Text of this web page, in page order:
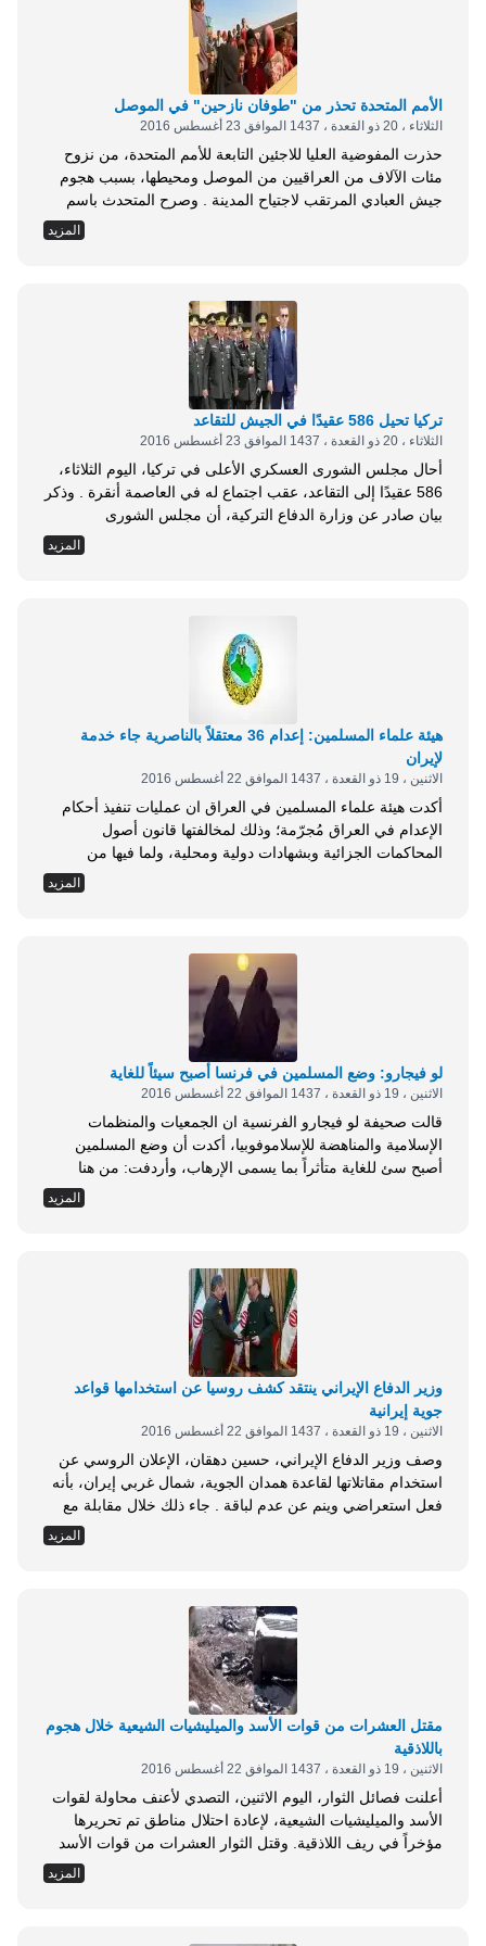
الأمم المتحدة تحذر من "طوفان نازحين" في الموصل
الثلاثاء ، 20 ذو القعدة ، 1437 الموافق 23 أغسطس 2016
حذرت المفوضية العليا للاجئين التابعة للأمم المتحدة، من نزوح
مئات الآلاف من العراقيين من الموصل ومحيطها، بسبب هجوم
جيش العبادي المرتقب لاجتياح المدينة . وصرح المتحدث باسم
المفوضية أدريان أدواردز: نعتقد أن وضع النازحين قد يزداد سوءا
بدرجة كبيرة في الموصل، ومن المتوقع أن يكون الأثر الإنساني
المزيد
تركيا تحيل 586 عقيدًا في الجيش للتقاعد
الثلاثاء ، 20 ذو القعدة ، 1437 الموافق 23 أغسطس 2016
أحال مجلس الشورى العسكري الأعلى في تركيا، اليوم الثلاثاء،
586 عقيدًا إلى التقاعد، عقب اجتماع له في العاصمة أنقرة . وذكر
بيان صادر عن وزارة الدفاع التركية، أن مجلس الشورى
العسكري الأعلى، قرر إحالة 470 عقيدًا من القوات البرية، و71
من القوات البحرية، و45 من القوات الجوية، إلى التقاعد . وأوضح
المزيد
هيئة علماء المسلمين: إعدام 36 معتقلاً بالناصرية جاء خدمة
لإيران
الاثنين ، 19 ذو القعدة ، 1437 الموافق 22 أغسطس 2016
أكدت هيئة علماء المسلمين في العراق ان عمليات تنفيذ أحكام
الإعدام في العراق مُجرّمة؛ وذلك لمخالفتها قانون أصول
المحاكمات الجزائية وبشهادات دولية ومحلية، ولما فيها من
تسييس متعمد يهدف إلى الإيغال بدماء الأبرياء طائفيًا خدمة
لمشروع إيران التوسعي والإقصائي . وكشفت الأمانة العامة في
المزيد
لو فيجارو: وضع المسلمين في فرنسا أصبح سيئاً للغاية
الاثنين ، 19 ذو القعدة ، 1437 الموافق 22 أغسطس 2016
قالت صحيفة لو فيجارو الفرنسية ان الجمعيات والمنظمات
الإسلامية والمناهضة للإسلاموفوبيا، أكدت أن وضع المسلمين
أصبح سئ للغاية متأثراً بما يسمى الإرهاب، وأردفت: من هنا
يتوجب علينا أن نعمل على إعادة تأهيل الأئمة وحظر الخوض فى
عدد من الموضوعات التى قد يتم إثارتها، كما يتم تشديد الرقابة
المزيد
وزير الدفاع الإيراني ينتقد كشف روسيا عن استخدامها قواعد
جوية إيرانية
الاثنين ، 19 ذو القعدة ، 1437 الموافق 22 أغسطس 2016
وصف وزير الدفاع الإيراني، حسين دهقان، الإعلان الروسي عن
استخدام مقاتلاتها لقاعدة همدان الجوية، شمال غربي إيران، بأنه
فعل استعراضي وينم عن عدم لباقة . جاء ذلك خلال مقابلة مع
القناة الثانية في التلفزيون الإيراني، بعد إعلان روسيا الأسبوع
الماضي عن استخدام القاعدة الإيرانية في عملياتها العسكرية في
المزيد
مقتل العشرات من قوات الأسد والميليشيات الشيعية خلال هجوم
باللاذقية
الاثنين ، 19 ذو القعدة ، 1437 الموافق 22 أغسطس 2016
أعلنت فصائل الثوار، اليوم الاثنين، التصدي لأعنف محاولة لقوات
الأسد والميليشيات الشيعية، لإعادة احتلال مناطق تم تحريرها
مؤخراً في ريف اللاذقية. وقتل الثوار العشرات من قوات الأسد
والميليشيات الشيعية، خلال احباط محاولتهم التقدم نحو بلدة كبانة
المزيد